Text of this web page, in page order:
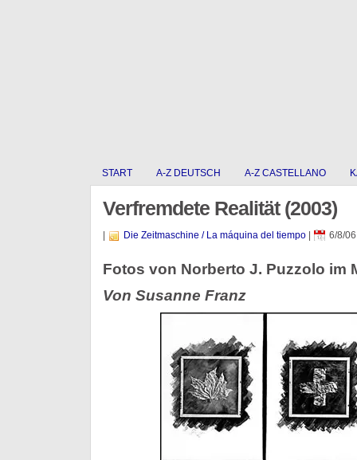
START A-Z DEUTSCH A-Z CASTELLANO
Verfremdete Realität (2003)
Die Zeitmaschine / La máquina del tiempo| 6/8/06
Fotos von Norberto J. Puzzolo im
Von Susanne Franz